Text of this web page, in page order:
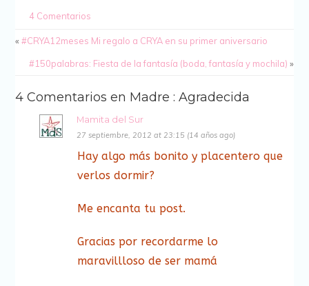
4 Comentarios
«#CRYA12meses Mi regalo a CRYA en su primer aniversario
#150palabras: Fiesta de la fantasía (boda, fantasía y mochila) »
4 Comentarios en Madre : Agradecida
Mamita del Sur
27 septiembre, 2012 at 23:15 (14 años ago)
Hay algo más bonito y placentero que
verlos dormir?
Me encanta tu post.
Gracias por recordarme lo
maravillloso de ser mamá